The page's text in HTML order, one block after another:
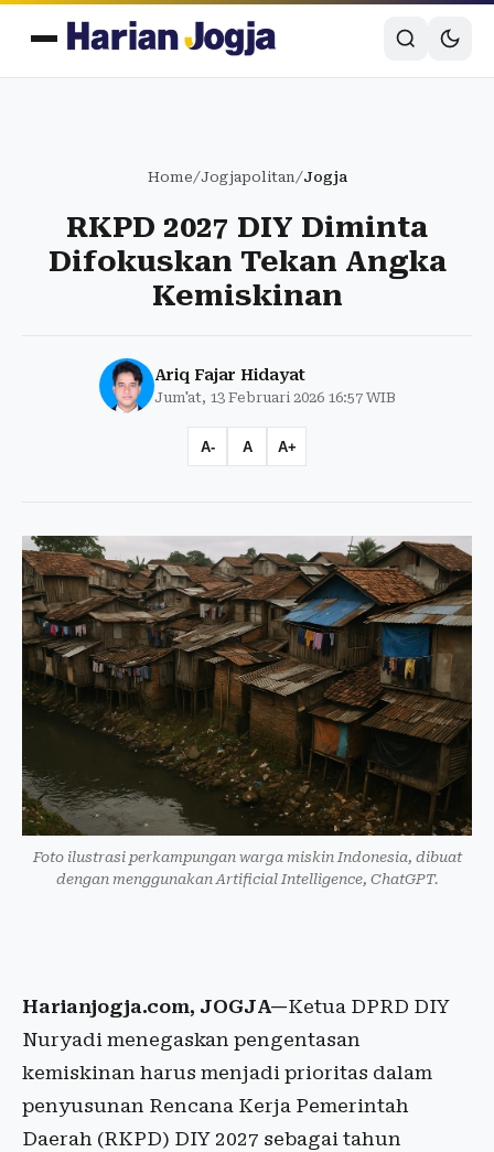
Home/Jogjapolitan/Jogja
RKPD 2027 DIY Diminta
Difokuskan Tekan Angka
Kemiskinan
Ariq Fajar Hidayat
Jum'at, 13 Februari 2026 16:57 WIB
A- A A+
Foto ilustrasi perkampungan warga miskin Indonesia, dibuat
dengan menggunakan Artificial Intelligence, ChatGPT.
Harianjogja.com, JOGJA—Ketua DPRD DIY
Nuryadi menegaskan pengentasan
kemiskinan harus menjadi prioritas dalam
penyusunan Rencana Kerja Pemerintah
Daerah (RKPD) DIY 2027 sebagai tahun